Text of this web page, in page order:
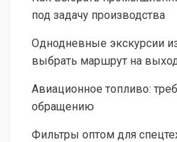
под задачу производства
Однодневные экскурсии
выбрать маршрут на
Авиационное топливо:
обращению
Фильтры оптом для